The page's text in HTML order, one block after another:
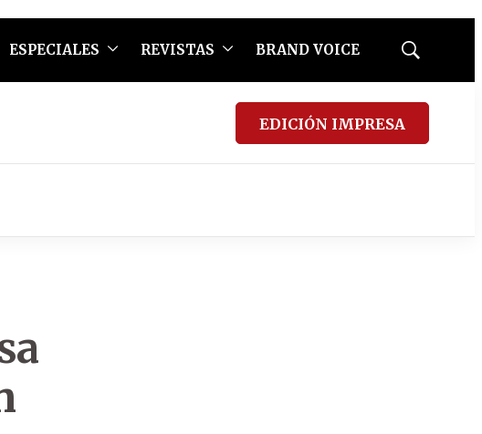
ESPECIALES REVISTAS BRAND VOICE
Mostrar
EDICIÓN IMPRESA